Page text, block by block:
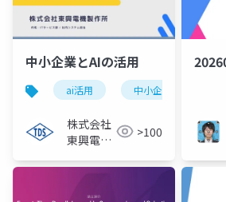
中小企業とAIの活用
ai活用 中小企業
株式会社
東興電機
>100